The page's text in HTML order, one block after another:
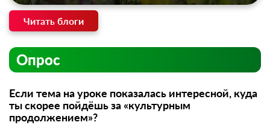
Читать блоги
Опрос
Если тема на уроке показалась интересной, куда
ты скорее пойдёшь за «культурным
продолжением»?